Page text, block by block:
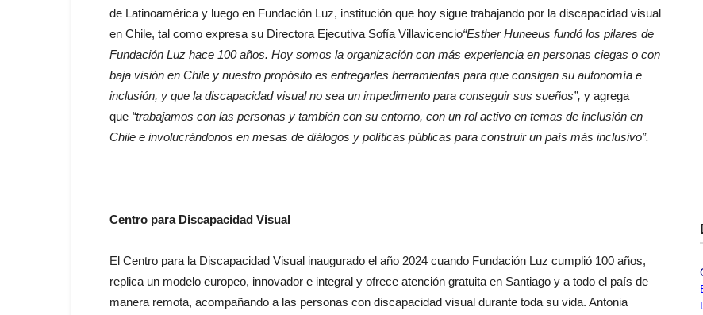
de Latinoamérica y luego en Fundación Luz, institución que hoy sigue trabajando por la discapacidad visual
en Chile, tal como expresa su Directora Ejecutiva Sofía Villavicencio“Esther Huneeus fundó los pilares de
Fundación Luz hace 100 años. Hoy somos la organización con más experiencia en personas ciegas o con
baja visión en Chile y nuestro propósito es entregarles herramientas para que consigan su autonomía e
inclusión, y que la discapacidad visual no sea un impedimento para conseguir sus sueños”, y agrega
que “trabajamos con las personas y también con su entorno, con un rol activo en temas de inclusión en
Chile e involucrándonos en mesas de diálogos y políticas públicas para construir un país más inclusivo”.
Centro para Discapacidad Visual
El Centro para la Discapacidad Visual inaugurado el año 2024 cuando Fundación Luz cumplió 100 años,
replica un modelo europeo, innovador e integral y ofrece atención gratuita en Santiago y a todo el país de
manera remota, acompañando a las personas con discapacidad visual durante toda su vida. Antonia